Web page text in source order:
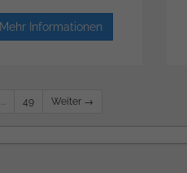
Mehr Informationen
... 49 Weiter →